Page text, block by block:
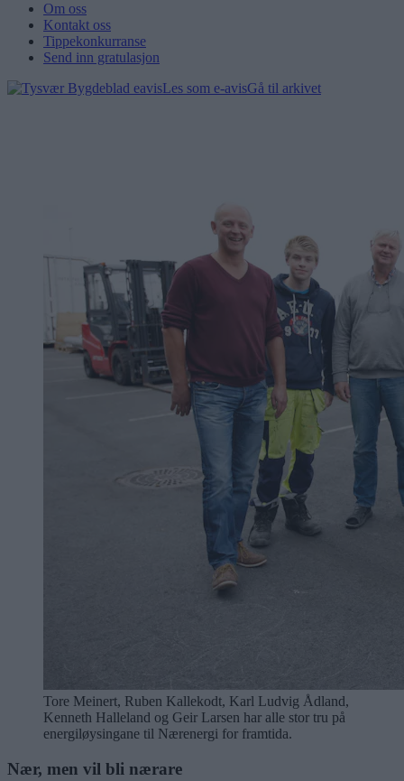
Om oss
Kontakt oss
Tippekonkurranse
Send inn gratulasjon
Les som e-avisGå til arkivet
Tore Meinert, Ruben Kallekodt, Karl Ludvig Ådland,
Kenneth Halleland og Geir Larsen har alle stor tru på
energiløysingane til Nærenergi for framtida.
Nær, men vil bli nærare